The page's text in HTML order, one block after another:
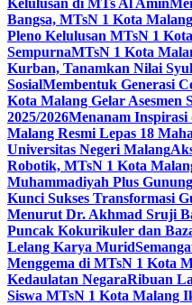
Kelulusan di MTs Al Amin
Bangsa, MTsN 1 Kota
Pleno Kelulusan MTsN 1
SempurnaMTsN 1 Kota
Kurban, Tanamkan Nilai
SosialMembentuk Generasi
Kota Malang Gelar
2025/2026Menanam
Malang Resmi Lepas 18
Universitas Negeri Malang
Robotik, MTsN 1 Kota
Muhammadiyah Plus
Kunci Sukses Transformasi
Menurut Dr. Akhmad Sruji
Puncak Kokurikuler dan
Lelang Karya Murid
Menggema di MTsN 1 Kota
Kedaulatan NegaraRibuan
Siswa MTsN 1 Kota Malang